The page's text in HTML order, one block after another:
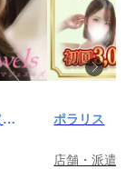
Aroma Jewels（アロマ ジュエルズ）秋葉原ルーム ポラリス
店舗・派遣